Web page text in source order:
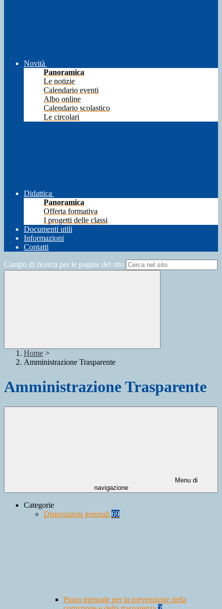
Novità
Panoramica
Le notizie
Calendario eventi
Albo online
Calendario scolastico
Le circolari
Didattica
Panoramica
Offerta formativa
I progetti delle classi
Documenti utili
Informazioni
Contatti
Campo di ricerca per le pagine del sito
Home >
Amministrazione Trasparente
Amministrazione Trasparente
Menu di
navigazione
Categorie
Disposizioni generali 69
Piano triennale per la prevenzione della